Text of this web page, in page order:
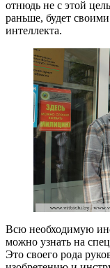
отнюдь не с этой
раньше, будет
интеллекта.
Всю необходимую
можно узнать на
Это своего рода